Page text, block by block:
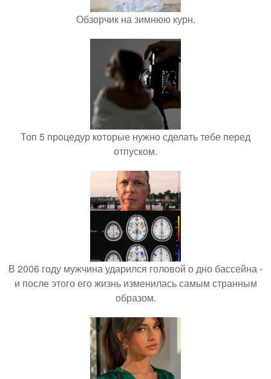
Обзорчик на зимнюю курн.
Топ 5 процедур которые нужно сделать тебе перед
отпуском.
В 2006 году мужчина ударился головой о дно бассейна -
и после этого его жизнь изменилась самым странным
образом.